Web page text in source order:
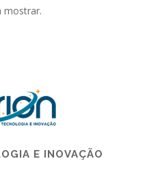
mostrar.
E INOVAÇÃO